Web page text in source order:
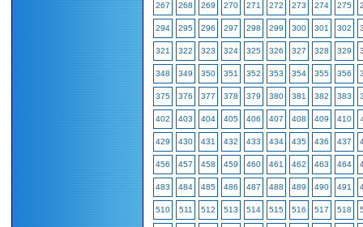
267 268 269 270 271 272 273 274 275
294 295 296 297 298 299 300 301 302
321 322 323 324 325 326 327 328 329
348 349 350 351 352 353 354 355 356
375 376 377 378 379 380 381 382 383
402 403 404 405 406 407 408 409 410
429 430 431 432 433 434 435 436 437
456 457 458 459 460 461 462 463 464
483 484 485 486 487 488 489 490 491
510 511 512 513 514 515 516 517 518